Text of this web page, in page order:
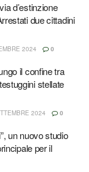
d’estinzione
due cittadini
2024 0
il confine tra
stellate
2024 0
un nuovo studio
per il